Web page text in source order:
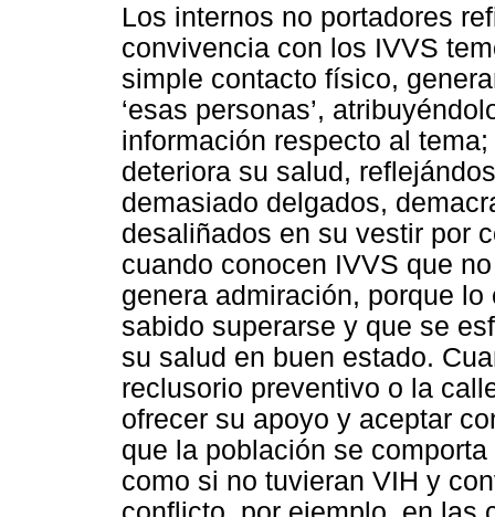
Los internos no portadores
convivencia con los IVVS
simple contacto físico,
‘esas personas’,
información respecto al
deteriora su salud,
demasiado delgados,
desaliñados en su vestir por
cuando conocen IVVS que
genera admiración, porque
sabido superarse y que se
su salud en buen estado.
reclusorio preventivo o la
ofrecer su apoyo y aceptar
que la población se
como si no tuvieran VIH y